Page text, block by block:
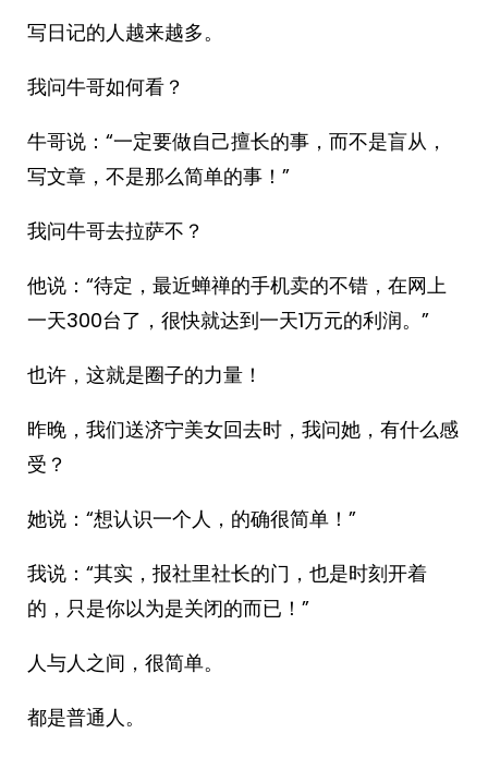
写日记的人越来越多。
我问牛哥如何看？
牛哥说：“一定要做自己擅长的事，而不是盲从，
写文章，不是那么简单的事！”
我问牛哥去拉萨不？
他说：“待定，最近蝉禅的手机卖的不错，在网上
一天300台了，很快就达到一天1万元的利润。”
也许，这就是圈子的力量！
昨晚，我们送济宁美女回去时，我问她，有什么感
受？
她说：“想认识一个人，的确很简单！”
我说：“其实，报社里社长的门，也是时刻开着
的，只是你以为是关闭的而已！”
人与人之间，很简单。
都是普通人。